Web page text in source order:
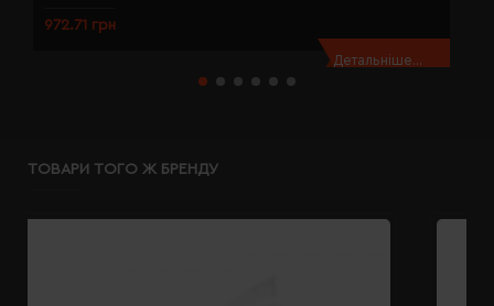
972.71 грн
Детальніше...
ТОВАРИ ТОГО Ж БРЕНДУ